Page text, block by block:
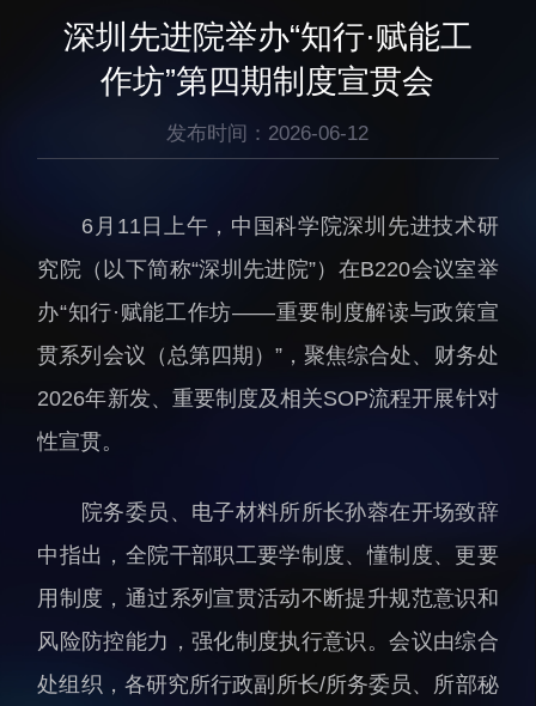
统计数据
研究机构
通知公告
生物医药与技术研究所
脑认知与脑疾病研究所
合成生物学研究所
碳中和技术研究所
科学仪器所（筹）
人才介绍
人才招聘
人才动态
博士后
科研管理处
创新融合处
人力资源处
财务资产处
合作转化处
深圳先进院举办“知行·赋能工
作坊”第四期制度宣贯会
发布时间：2026-06-12
6月11日上午，中国科学院深圳先进技术研
究院（以下简称“深圳先进院”）在B220会议室举
办“知行·赋能工作坊——重要制度解读与政策宣
贯系列会议（总第四期）”，聚焦综合处、财务处
2026年新发、重要制度及相关SOP流程开展针对
性宣贯。
院务委员、电子材料所所长孙蓉在开场致辞
中指出，全院干部职工要学制度、懂制度、更要
用制度，通过系列宣贯活动不断提升规范意识和
风险防控能力，强化制度执行意识。会议由综合
处组织，各研究所行政副所长/所务委员、所部秘